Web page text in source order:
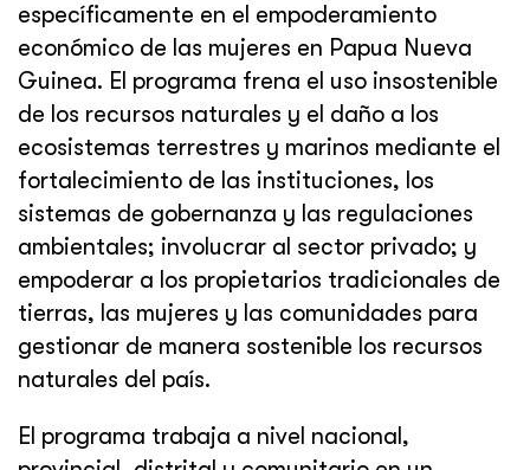
específicamente en el empoderamiento
económico de las mujeres en Papua Nueva
Guinea. El programa frena el uso insostenible
de los recursos naturales y el daño a los
ecosistemas terrestres y marinos mediante el
fortalecimiento de las instituciones, los
sistemas de gobernanza y las regulaciones
ambientales; involucrar al sector privado; y
empoderar a los propietarios tradicionales de
tierras, las mujeres y las comunidades para
gestionar de manera sostenible los recursos
naturales del país.
El programa trabaja a nivel nacional,